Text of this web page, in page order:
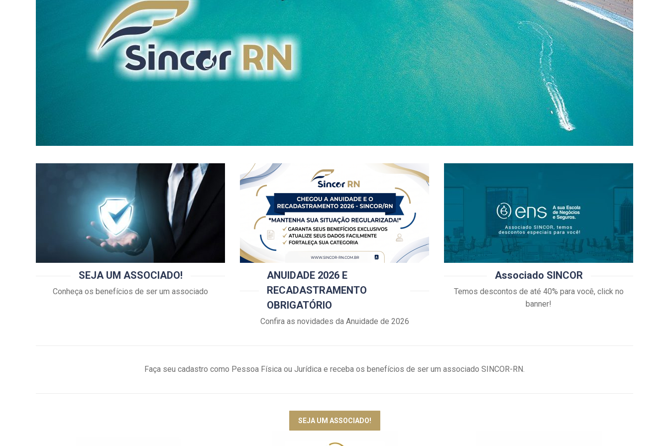
SEJA UM ASSOCIADO!
Conheça os benefícios de ser um associado
ANUIDADE 2026 E
RECADASTRAMENTO
OBRIGATÓRIO
Confira as novidades da Anuidade de 2026
Associado SINCOR
Temos descontos de até 40% para você, click no
banner!
Faça seu cadastro como Pessoa Física ou Jurídica e receba os benefícios de ser um associado SINCOR-RN.
SEJA UM ASSOCIADO!